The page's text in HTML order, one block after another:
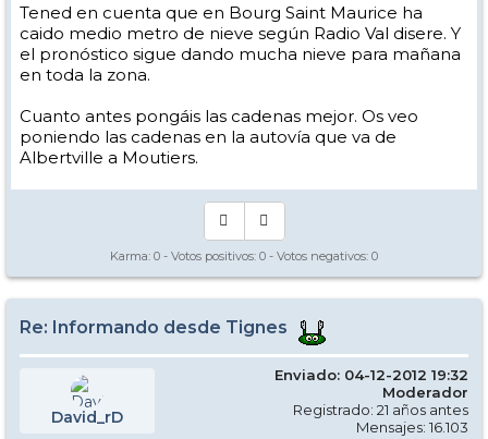
Tened en cuenta que en Bourg Saint Maurice ha
caido medio metro de nieve según Radio Val disere. Y
el pronóstico sigue dando mucha nieve para mañana
en toda la zona.
Cuanto antes pongáis las cadenas mejor. Os veo
poniendo las cadenas en la autovía que va de
Albertville a Moutiers.
Karma: 0 - Votos positivos: 0 - Votos negativos: 0
Re: Informando desde Tignes
David_rD
Enviado: 04-12-2012 19:32
Moderador
Registrado: 21 años antes
Mensajes: 16.103